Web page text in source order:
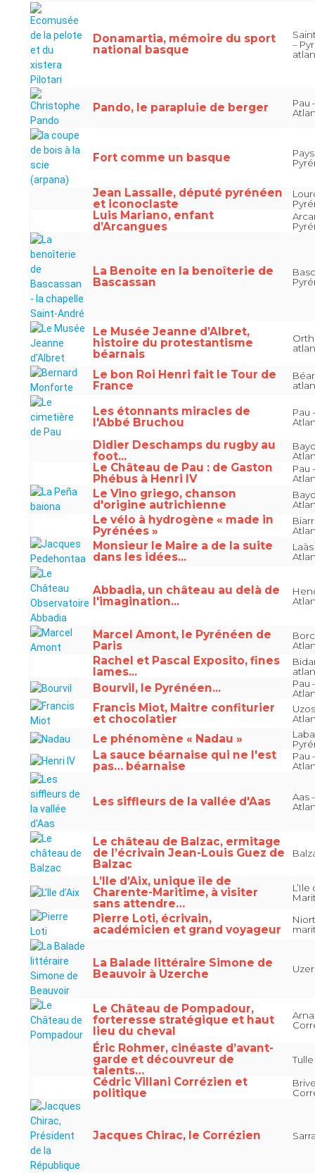
Donamartia, mémoire du sport
national basque
–
Pando, le parapluie de berger
Pau
Fort comme un basque
Jean Lassalle, député pyrénéen
et iconoclaste
Luis Mariano, enfant
d’Arcangues
La Benoite en la benoîterie de
Bascassan
Le Musée Jeanne d’Albret,
histoire du protestantisme
béarnais
Le bon Roi Henri fait le Tour de
France
Les étonnants miracles de
l'Abbé Bruchou
Pau
Didier Deschamps du rugby au
foot...
Le Château de Pau : de Gaston
Phébus à Henri IV
Pau
Le Vino griego, chanson
d'origine autrichienne
Le vélo à hydrogène « made in
Pyrénées »
Monsieur le Maire a de la suite
dans les idées...
Abbadia, un château au delà de
l'imagination...
Marcel Amont, le Pyrénéen de
Paris
Rachel et Pascal Exposito, fines
lames...
Bourvil, le Pyrénéen...
Pau
Francis Miot, Maitre confiturier
et chocolatier
Le phénomène « Nadau »
La sauce béarnaise qui ne l'est
pas… béarnaise
Pau
Les siffleurs de la vallée d'Aas
Aas
Le château de Balzac, ermitage
de l’écrivain Jean-Louis Guez de
Balzac
L’Ile d’Aix, unique île de
Charente-Maritime, à visiter
sans attendre…
Pierre Loti, écrivain,
académicien et grand voyageur
La Balade littéraire Simone de
Beauvoir à Uzerche
Le Château de Pompadour,
forteresse stratégique et haut
lieu du cheval
Éric Rohmer, cinéaste d’avant-
garde et découvreur de
talents…
Cédric Villani Corrézien et
politique
Jacques Chirac, le Corrézien